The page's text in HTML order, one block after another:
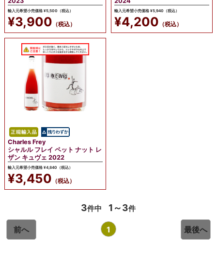
輸入元希望小売価格 ¥5,500（税込）
¥3,900 （税込）
輸入元希望小売価格 ¥5,940（税込）
¥4,200 （税込）
Charles Frey
シャルル フレイ ペット ナット レ
ザン キュヴェ 2022
輸入元希望小売価格 ¥4,840（税込）
¥3,450 （税込）
3件中 1～3件
前へ 1 最後へ